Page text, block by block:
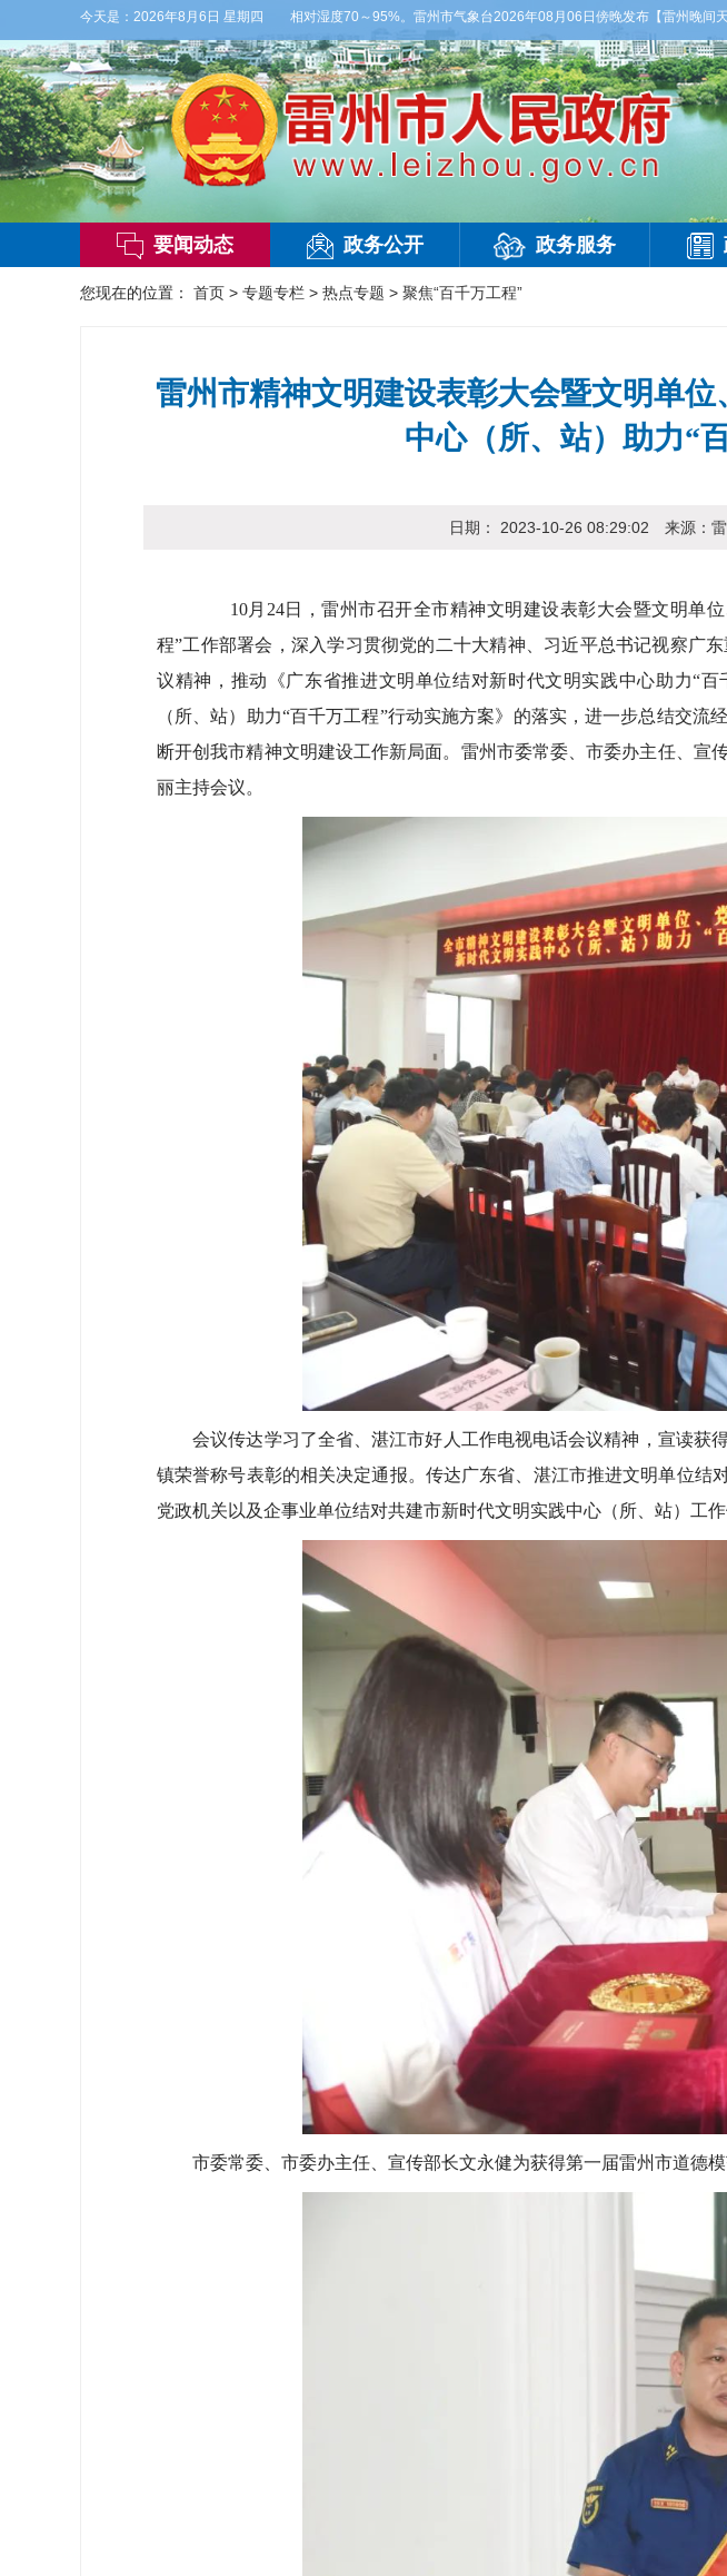
今天是： 2026年8月6日 星期四
大雨，东南风2～3级，气温25～32℃，相对湿度70～95%。雷州市气象台2026年08月06日傍晚发布【雷州晚间天气】
要闻动态 政务公开 政务服务
您现在的位置： 首页 > 专题专栏 > 热点专题 > 聚焦“百千万工程”
雷州市精神文明建设表彰大会暨文明单
中心（所、站）助力“
日期： 2023-10-26 08:29:02 来源：
10月24日，雷州市召开全市精神文明建设表彰大会暨文明单位、
程”工作部署会，深入学习贯彻党的二十大精神、习近平总书记视察广
议精神，推动《广东省推进文明单位结对新时代文明实践中心助力“
（所、站）助力“百千万工程”行动实施方案》的落实，进一步总结交
断开创我市精神文明建设工作新局面。雷州市委常委、市委办主任、
丽主持会议。
会议传达学习了全省、湛江市好人工作电视电话会议精神，宣读获
镇荣誉称号表彰的相关决定通报。传达广东省、湛江市推进文明单位结
党政机关以及企事业单位结对共建市新时代文明实践中心（所、站）工作
市委常委、市委办主任、宣传部长文永健为获得第一届雷州市道德模